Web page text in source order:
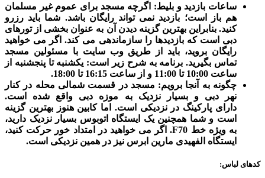
ساعات بازدید و بلیط: اگرچه مسجد برای عموم غیر مسلمان
هم باز است؛ بازدید نمی تواند رایگان باشد. شما باید رزرو
کنید. بنابراین بهترین گزینه دیدن آن به عنوان بخشی از تورهای
دبی است که بازدیدها را سازماندهی می کند. اگر می خواهید
رایگان بروید، باید از طریق وب سایت با مسئولین مسجد
تماس بگیرید. برنامه به شرح زیر است: یکشنبه تا پنجشنبه از
ساعت 10:00 تا 11:00 و از ساعت 16:15 تا 18:00.
چگونه به آنجا برویم: مسجد در قسمت شمالی محله در کنار
نهر دبی و بسیار نزدیک به موزه دبی واقع شده است.
دارای پارکینگ در نزدیکی است. اما کابین هنوز بهترین گزینه
است و شما همچنین یک ایستگاه اتوبوس بسیار نزدیک دارید،
به ویژه خط F70. اگر می خواهید در امتداد خور حرکت کنید،
ایستگاه الفهیدی مارین ابرس نیز در همین نزدیکی است.
کدهای لباس: